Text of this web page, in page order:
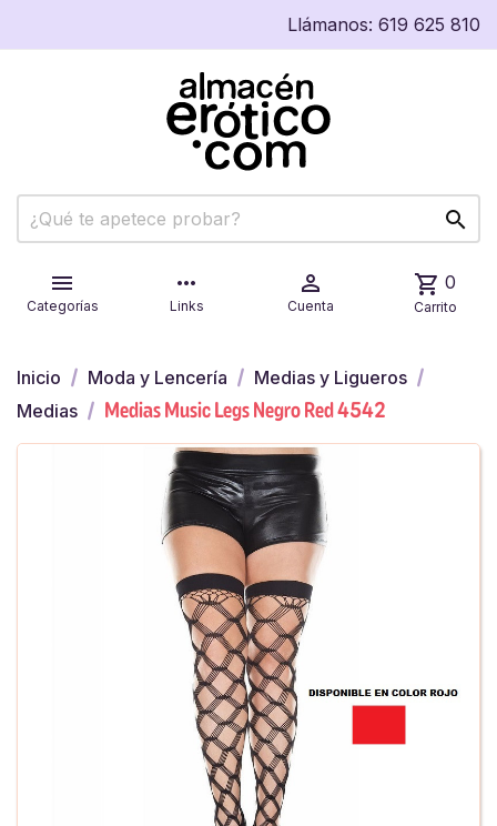
Llámanos: 619 625 810


Categorías
more_horiz
Links

Cuenta
shopping_cart 0
Carrito
Inicio Moda y Lencería
Medias y Ligueros
Medias
Medias Music Legs Negro Red 4542